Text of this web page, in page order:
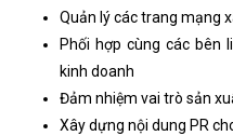
Quản lý các trang mạng
Phối hợp cùng các bên
kinh doanh
Đảm nhiệm vai trò sản
Xây dựng nội dung PR